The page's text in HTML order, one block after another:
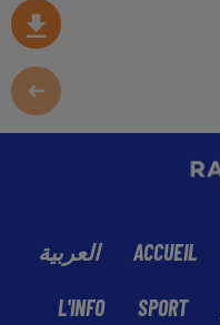
العربية ACCUEIL
L'INFO SPORT